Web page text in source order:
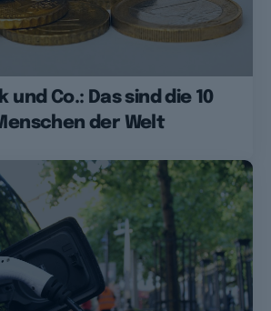
und Co.: Das sind die 10
der Welt